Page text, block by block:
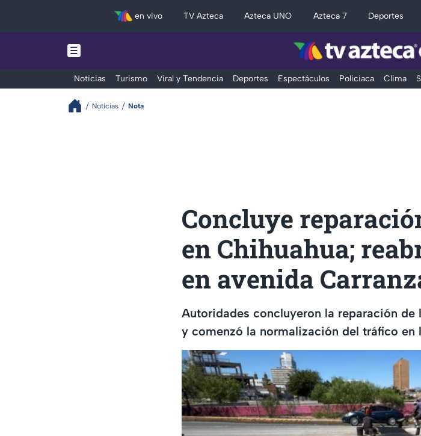
en vivo TV Azteca Azteca UNO Azteca 7 Deportes
Noticias Turismo Viral y Tendencia Deportes Espectáculos Policiaca Clima
Noticias Nota
Concluye
en Chihuahua;
en avenida
Autoridades concluyeron la reparación de
y comenzó la normalización del tráfico en